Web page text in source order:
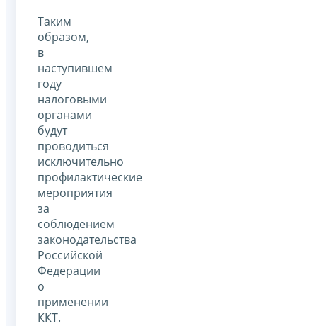
Таким
образом,
в
наступившем
году
налоговыми
органами
будут
проводиться
исключительно
профилактические
мероприятия
за
соблюдением
законодательства
Российской
Федерации
о
применении
ККТ.